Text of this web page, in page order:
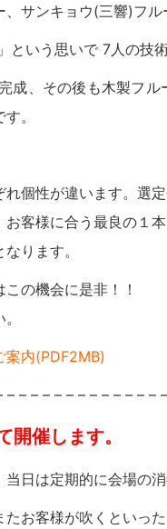
サンキョウ(三響)フル
いう思いで 7人の技術
成、その後も木製フ
。
個性が違います。選
客様に合う最良の１
ります。
の機会に是非！！
案内(PDF2MB)
– – – – – – – – – – – –
催します。
日は定期的に会場の消
お客様が吹くといっ